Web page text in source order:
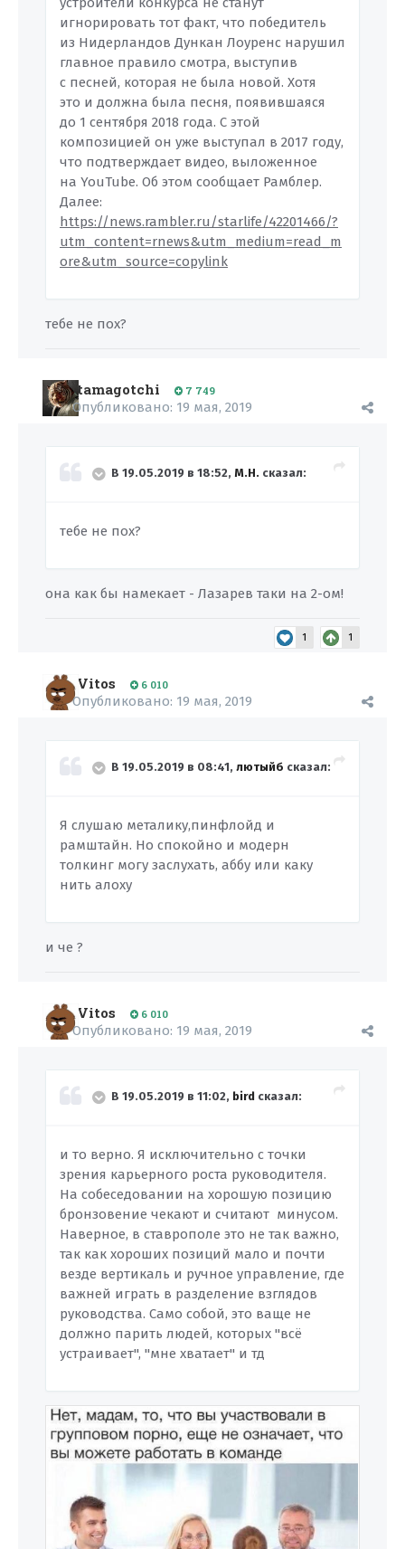
игнорировать тот факт, что победитель
из Нидерландов Дункан Лоуренс нарушил
главное правило смотра, выступив
с песней, которая не была новой. Хотя
это и должна была песня, появившаяся
до 1 сентября 2018 года. С этой
композицией он уже выступал в 2017 году,
что подтверждает видео, выложенное
на YouTube. Об этом сообщает Рамблер.
Далее:
https://news.rambler.ru/starlife/42201466/?
utm_content=rnews&utm_medium=read_m
ore&utm_source=copylink
тебе не пох?
tamagotchi 7 749
Опубликовано: 19 мая, 2019
В 19.05.2019 в 18:52, M.H. сказал:
тебе не пох?
она как бы намекает - Лазарев таки на 2-ом!
1 1
Vitos 6 010
Опубликовано: 19 мая, 2019
В 19.05.2019 в 08:41, лютыйб сказал:
Я слушаю металику,пинфлойд и
рамштайн. Но спокойно и модерн
толкинг могу заслухать, аббу или каку
нить алоху
и че ?
Vitos 6 010
Опубликовано: 19 мая, 2019
В 19.05.2019 в 11:02, bird сказал:
и то верно. Я исключительно с точки
зрения карьерного роста руководителя.
На собеседовании на хорошую позицию
бронзовение чекают и считают минусом.
Наверное, в ставрополе это не так важно,
так как хороших позиций мало и почти
везде вертикаль и ручное управление, где
важней играть в разделение взглядов
руководства. Само собой, это ваще не
должно парить людей, которых "всё
устраивает", "мне хватает" и тд